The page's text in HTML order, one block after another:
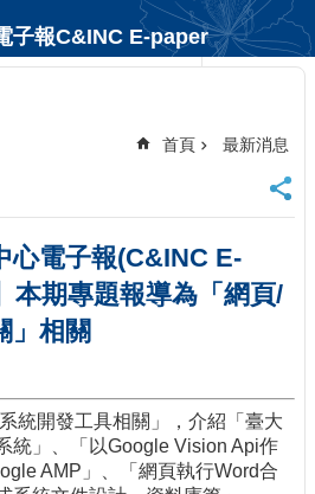
子報C&INC E-paper
首頁 最新消息
心電子報(C&INC E-
本期專題報導為「網頁/
」相關
統開發工具相關」，介紹「臺大
統」、「以Google Vision Api作
AMP」、「網頁執行Word合